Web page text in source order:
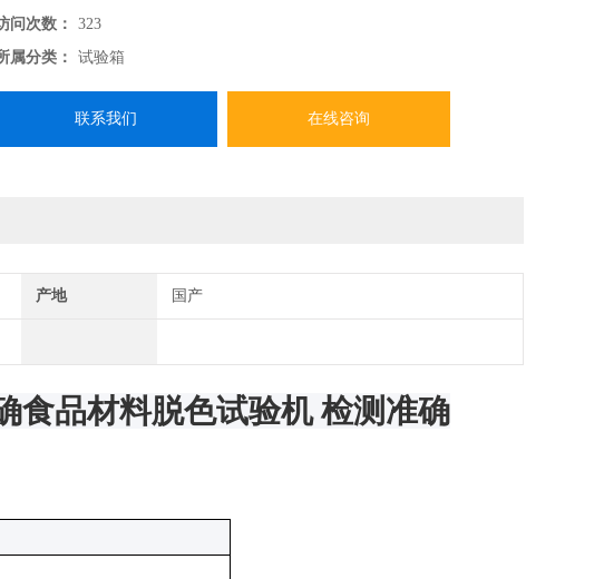
问次数：
323
属分类：
试验箱
联系我们 在线咨询
产地 国产
食品材料脱色试验机 检测准确